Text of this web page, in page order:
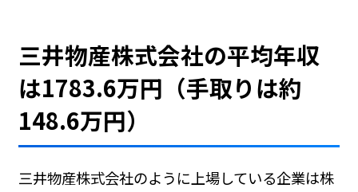
三井物産株式会社の平均年収
は1783.6万円（手取りは約
148.6万円）
三井物産株式会社のように上場している企業は株